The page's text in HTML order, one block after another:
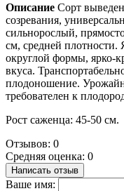
Описание Сорт
созревания,
сильнорослый,
см, средней плотности.
округлой формы, ярко-
вкуса.
плодоношение.
требователен к
Рост саженца: 45-50 см.
Отзывов: 0
Средняя оценка: 0
Написать отзыв
Ваше имя: